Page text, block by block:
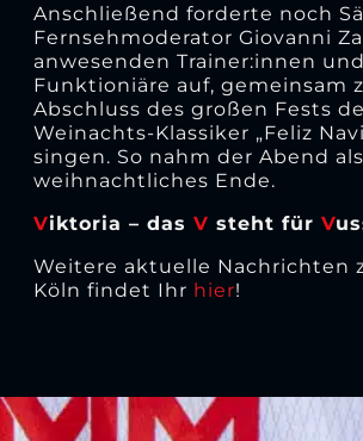
Anschließend forderte noch
Fernsehmoderator Giovanni
anwesenden Trainer:innen und
Funktioniäre auf, gemeinsam
Abschluss des großen Fests
Weinachts-Klassiker „Feliz
singen. So nahm der Abend
weihnachtliches Ende.
Viktoria – das V steht für V
Weitere aktuelle Nachrichten
Köln findet Ihr hier!